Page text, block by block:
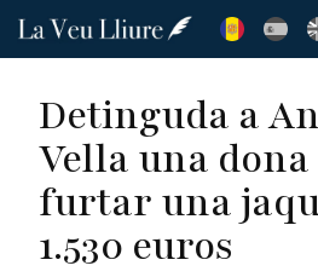
Vés
Detinguda a
Vella una
furtar una
1.530 euros